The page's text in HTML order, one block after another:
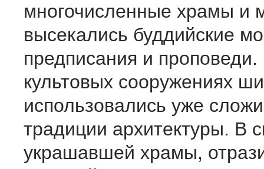
многочисленные храмы и
высекались буддийские
предписания и проповеди.
культовых сооружениях
использовались уже
традиции архитектуры. В
украшавшей храмы,